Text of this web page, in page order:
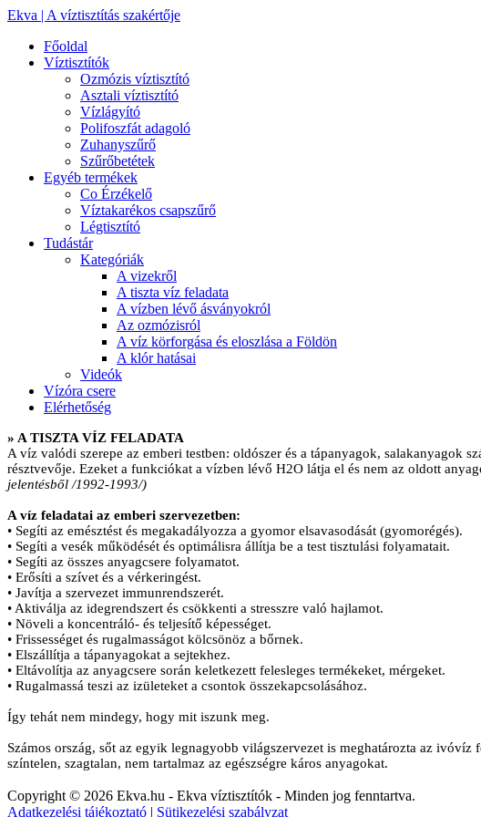
Ekva | A víztisztítás szakértője
Főoldal
Víztisztítók
Ozmózis víztisztító
Asztali víztisztító
Vízlágyító
Polifoszfát adagoló
Zuhanyszűrő
Szűrőbetétek
Egyéb termékek
Co Érzékelő
Víztakarékos csapszűrő
Légtisztító
Tudástár
Kategóriák
A vizekről
A tiszta víz feladata
A vízben lévő ásványokról
Az ozmózisról
A víz körforgása és eloszlása a Földön
A klór hatásai
Videók
Vízóra csere
Elérhetőség
» A TISZTA VÍZ FELADATA
A víz valódi szerepe az emberi testben: oldószer és a tápanyagok, salakanyagok
résztvevője. Ezeket a funkciókat a vízben lévő H2O látja el és nem az oldott
jelentésből /1992-1993/)
A víz feladatai az emberi szervezetben:
• Segíti az emésztést és megakadályozza a gyomor elsavasodását (gyomorégés).
• Segíti a vesék működését és optimálisra állítja be a test tisztulási folyamatait.
• Segíti az összes anyagcsere folyamatot.
• Erősíti a szívet és a vérkeringést.
• Javítja a szervezet immunrendszerét.
• Aktiválja az idegrendszert és csökkenti a stresszre való hajlamot.
• Növeli a koncentráló- és teljesítő képességet.
• Frissességet és rugalmasságot kölcsönöz a bőrnek.
• Elszállítja a tápanyagokat a sejtekhez.
• Eltávolítja az anyagcsere során keletkezett felesleges termékeket, mérgeket.
• Rugalmassá teszi az izületeket a csontok összekapcsolásához.
Így tehát nem mindegy, hogy mit iszunk meg.
Számos ország, sőt az egyik legnagyobb világszervezet is meghatározta az
színtelen, szagtalan, nem tartalmaz az egészségre káros anyagokat.
Copyright © 2026 Ekva.hu - Ekva víztisztítók - Minden jog fenntartva.
Adatkezelési tájékoztató | Sütikezelési szabályzat